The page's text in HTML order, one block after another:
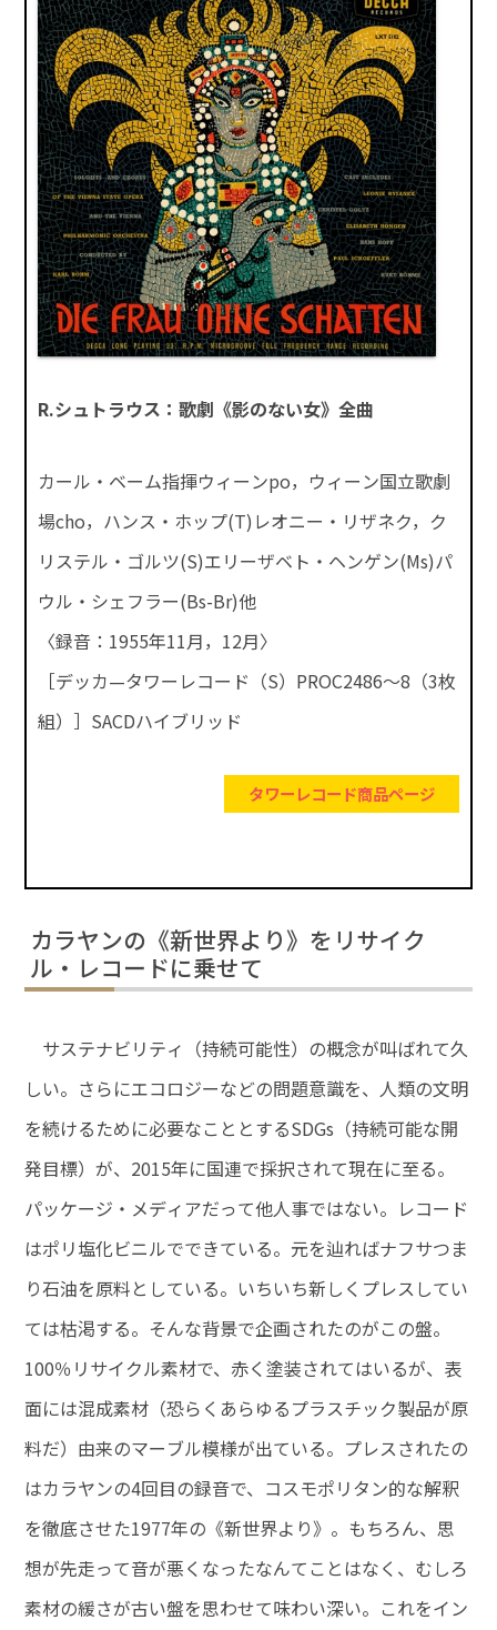
R.シュトラウス：歌劇《影のない女》全曲
カール・ベーム指揮ウィーンpo，ウィーン国立歌劇
場cho，ハンス・ホップ(T)レオニー・リザネク，ク
リステル・ゴルツ(S)エリーザベト・ヘンゲン(Ms)パ
ウル・シェフラー(Bs-Br)他
〈録音：1955年11月，12月〉
［デッカ—タワーレコード（S）PROC2486～8（3枚
組）］SACDハイブリッド
タワーレコード商品ページ
カラヤンの《新世界より》をリサイク
ル・レコードに乗せて
サステナビリティ（持続可能性）の概念が叫ばれて久
しい。さらにエコロジーなどの問題意識を、人類の文明
を続けるために必要なこととするSDGs（持続可能な開
発目標）が、2015年に国連で採択されて現在に至る。
パッケージ・メディアだって他人事ではない。レコード
はポリ塩化ビニルでできている。元を辿ればナフサつま
り石油を原料としている。いちいち新しくプレスしてい
ては枯渇する。そんな背景で企画されたのがこの盤。
100％リサイクル素材で、赤く塗装されてはいるが、表
面には混成素材（恐らくあらゆるプラスチック製品が原
料だ）由来のマーブル模様が出ている。プレスされたの
はカラヤンの4回目の録音で、コスモポリタン的な解釈
を徹底させた1977年の《新世界より》。もちろん、思
想が先走って音が悪くなったなんてことはなく、むしろ
素材の緩さが古い盤を思わせて味わい深い。これをイン